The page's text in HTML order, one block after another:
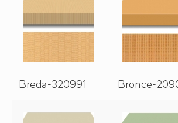
Breda-320991 Bronce-